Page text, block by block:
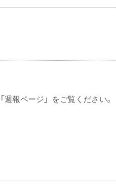
報ページ」をご覧ください。